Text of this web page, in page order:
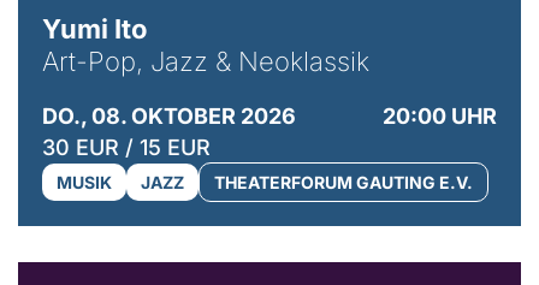
Yumi Ito
Art-Pop, Jazz & Neoklassik
DO., 08. OKTOBER 2026
20:00 UHR
30 EUR / 15 EUR
MUSIK JAZZ THEATERFORUM GAUTING E.V.